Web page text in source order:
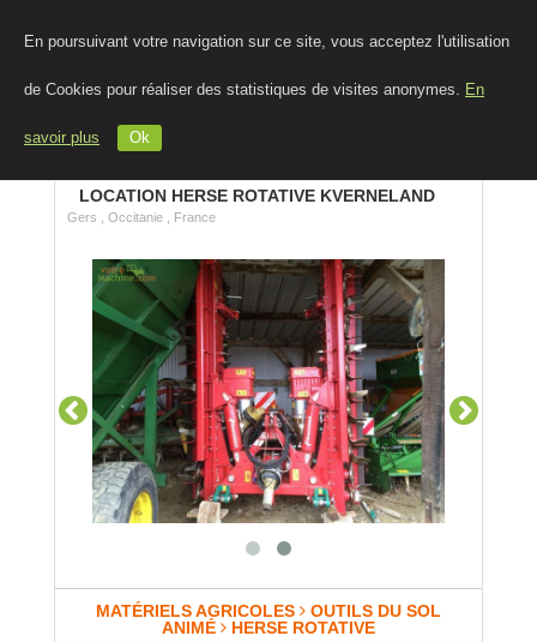
En poursuivant votre navigation sur ce site, vous acceptez l'utilisation
de Cookies pour réaliser des statistiques de visites anonymes. En
savoir plus Ok
LOCATION HERSE ROTATIVE KVERNELAND
Gers , Occitanie , France
MATÉRIELS AGRICOLES
OUTILS DU SOL
ANIMÉ
HERSE ROTATIVE